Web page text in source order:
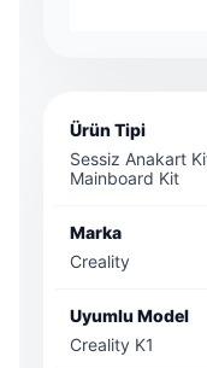
Ürün Tipi
Sessiz Anakart
Mainboard Kit
Marka
Creality
Uyumlu Model
Creality K1